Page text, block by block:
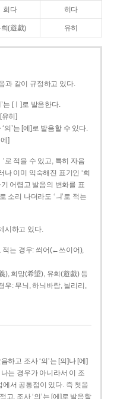
희다 히다
희(遊戱) 유히
과 같이 규정하고 있다.
는 [ㅣ]로 발음한다.
유히]
의’는 [에]로 발음할 수 있다.
]
’로 적을 수 있고, 특히 자음
나 이미 익숙해진 표기인 ‘희
기 어렵고 발음의 변화를 표
소리 나더라도 ‘ㅢ’로 적는
시하고 있다.
적는 경우: 씌어(←쓰이어),
), 희망(希望), 유희(遊戱) 등
우: 무늬, 하늬바람, 늴리리,
하고 조사 ‘의’는 [의]나 [에]
는 경우가 아니라서 이 조
에서 공통점이 있다. 즉 첫음
고, 조사 ‘의’는 [에]로 발음할